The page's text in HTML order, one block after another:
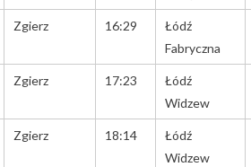
Zgierz 16:29
Łódź
Fabryczna
Zgierz 17:23
Łódź
Widzew
Zgierz 18:14
Łódź
Widzew